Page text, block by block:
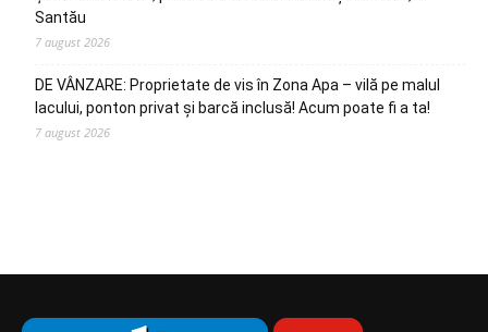
Santău
7 august 2026
DE VÂNZARE: Proprietate de vis în Zona Apa – vilă pe malul
lacului, ponton privat și barcă inclusă! Acum poate fi a ta!
7 august 2026